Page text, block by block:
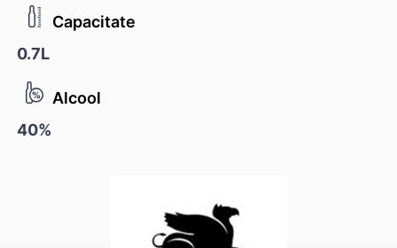
Capacitate
0.7L
Alcool
40%